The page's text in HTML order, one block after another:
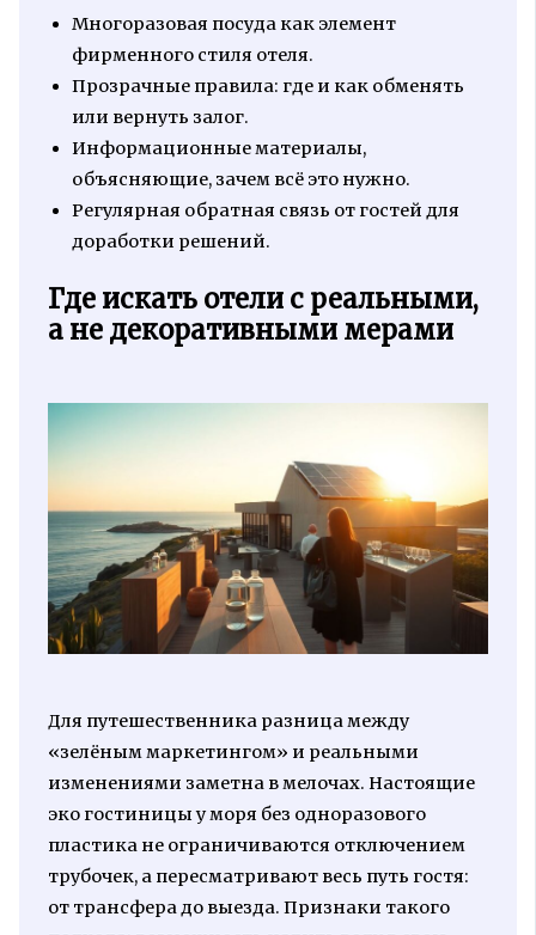
Многоразовая посуда как элемент
фирменного стиля отеля.
Прозрачные правила: где и как обменять
или вернуть залог.
Информационные материалы,
объясняющие, зачем всё это нужно.
Регулярная обратная связь от гостей для
доработки решений.
Где искать отели с реальными,
а не декоративными мерами
Для путешественника разница между
«зелёным маркетингом» и реальными
изменениями заметна в мелочах. Настоящие
эко гостиницы у моря без одноразового
пластика не ограничиваются отключением
трубочек, а пересматривают весь путь гостя:
от трансфера до выезда. Признаки такого